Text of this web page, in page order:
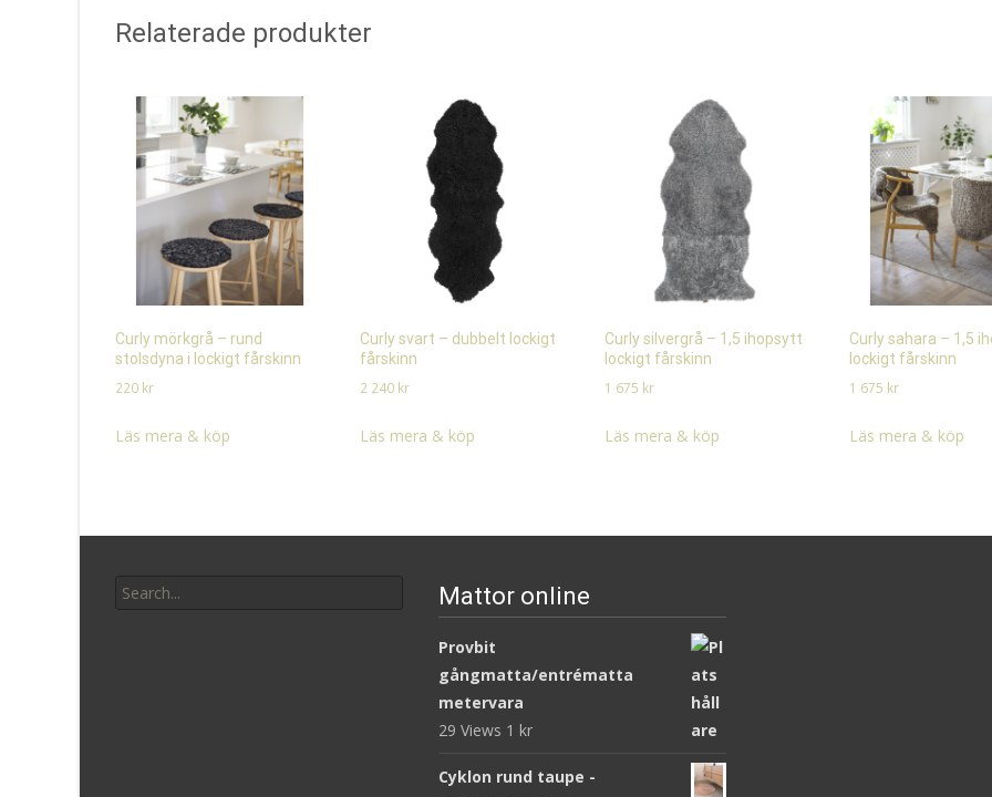
Relaterade produkter
Curly mörkgrå – rund
stolsdyna i lockigt fårskinn
220 kr
Läs mera & köp
Curly svart – dubbelt lockigt
fårskinn
2 240 kr
Läs mera & köp
Curly silvergrå – 1,5 ihopsytt
lockigt fårskinn
1 675 kr
Läs mera & köp
Curly sahara – 1,5
lockigt fårskinn
1 675 kr
Läs mera & köp
for:
Mattor online
Provbit
gångmatta/entrématta
metervara
29 Views 1 kr
Cyklon rund taupe -